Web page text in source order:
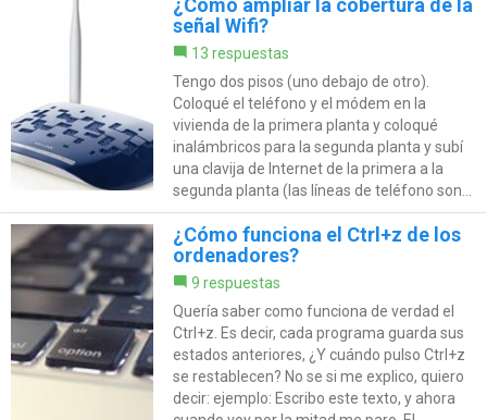
¿Cómo ampliar la cobertura de la
señal Wifi?
13 respuestas
Tengo dos pisos (uno debajo de otro).
Coloqué el teléfono y el módem en la
vivienda de la primera planta y coloqué
inalámbricos para la segunda planta y subí
una clavija de Internet de la primera a la
segunda planta (las líneas de teléfono son...
¿Cómo funciona el Ctrl+z de los
ordenadores?
9 respuestas
Quería saber como funciona de verdad el
Ctrl+z. Es decir, cada programa guarda sus
estados anteriores, ¿Y cuándo pulso Ctrl+z
se restablecen? No se si me explico, quiero
decir: ejemplo: Escribo este texto, y ahora